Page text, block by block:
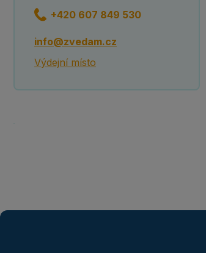
+420 607 849 530
info@zvedam.cz
Výdejní místo